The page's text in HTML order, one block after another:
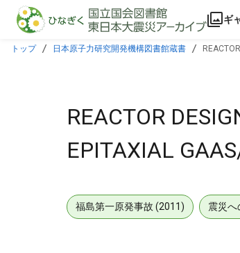
本文に飛ぶ
ギ
トップ 日本原子力研究開発機構図書館蔵書
REACTOR
EPITAXIAL
福島第一原発事故 (2011) 震災へ